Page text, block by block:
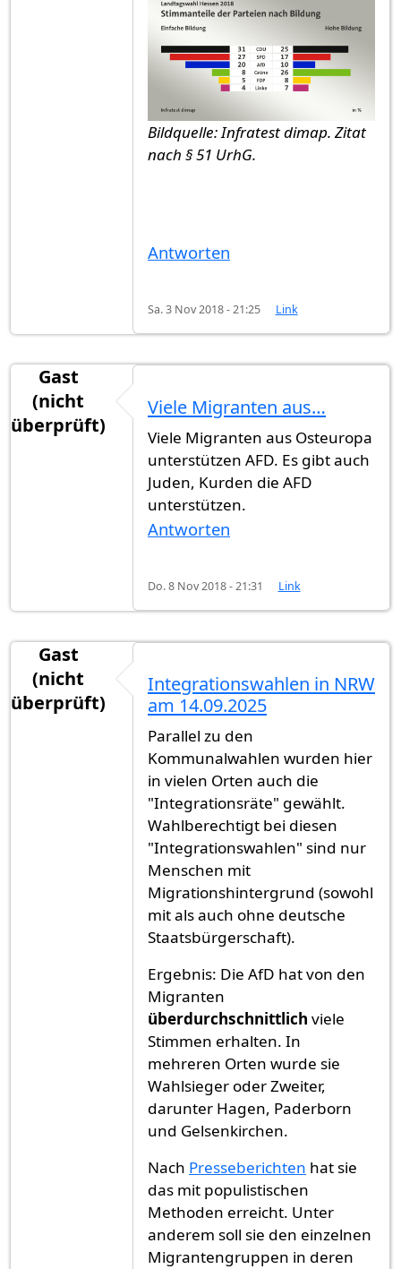
Bildquelle: Infratest dimap. Zitat
nach § 51 UrhG.
Antworten
Sa. 3 Nov 2018 - 21:25 Link
Gast
(nicht
überprüft)
Viele Migranten aus…
Viele Migranten aus Osteuropa
unterstützen AFD. Es gibt auch
Juden, Kurden die AFD
unterstützen.
Antworten
Do. 8 Nov 2018 - 21:31 Link
Gast
(nicht
überprüft)
Integrationswahlen in NRW
am 14.09.2025
Parallel zu den
Kommunalwahlen wurden hier
in vielen Orten auch die
"Integrationsräte" gewählt.
Wahlberechtigt bei diesen
"Integrationswahlen" sind nur
Menschen mit
Migrationshintergrund (sowohl
mit als auch ohne deutsche
Staatsbürgerschaft).
Ergebnis: Die AfD hat von den
Migranten
überdurchschnittlich viele
Stimmen erhalten. In
mehreren Orten wurde sie
Wahlsieger oder Zweiter,
darunter Hagen, Paderborn
und Gelsenkirchen.
Nach Presseberichten hat sie
das mit populistischen
Methoden erreicht. Unter
anderem soll sie den einzelnen
Migrantengruppen in deren